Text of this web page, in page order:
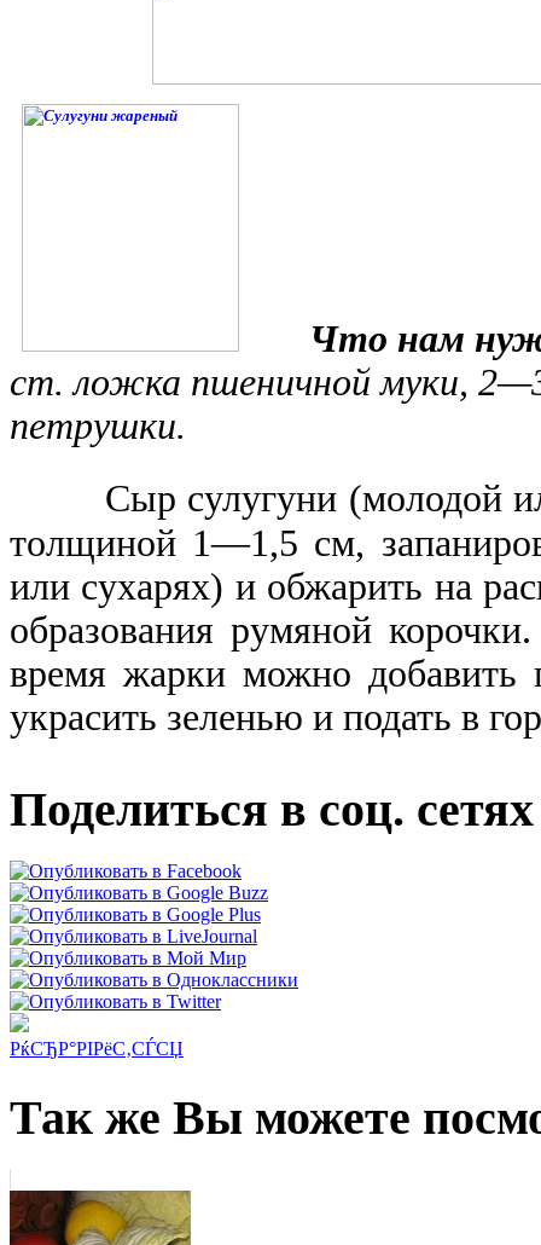
Что нам
ст. ложка пшеничной муки,
петрушки.
Сыр сулугуни (молодой
толщиной 1—1,5 см,
или сухарях) и обжарить на
образования румяной
время жарки можно добавить
украсить зеленью и подать в
Поделиться в соц. сетях
РќСЂР°РІРёС‚СЃСЏ
Так же Вы можете